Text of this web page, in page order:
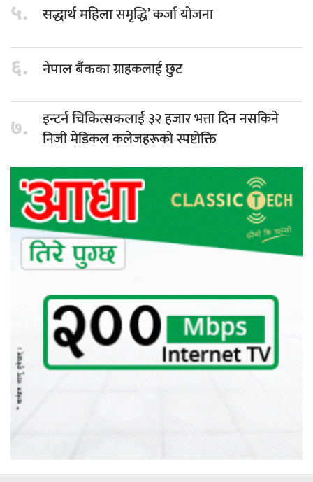
५. सद्धार्थ महिलासमृद्धि’ कर्जा योजना
६. नेपाल बैंककाग्राहकलाई छुट
७. इन्टर्न चिकित्सकलाई३२ हजार भत्ता दिन नसकिने
निजी मेडिकल कलेजहरूको स्पष्टोक्ति